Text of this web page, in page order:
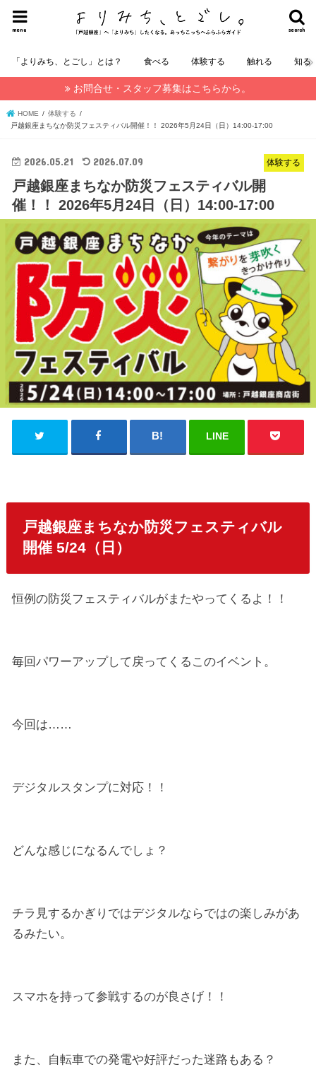
search
menu
「よりみち、とごし」とは？ 食べる 体験する 触れる 知る
お問合せ・スタッフ募集はこちらから。
HOME
体験する
戸越銀座まちなか防災フェスティバル開催！！ 2026年5月24日（日）14:00-17:00
体験する
2026.05.21 2026.07.09
戸越銀座まちなか防災フェスティバル開
催！！ 2026年5月24日（日）14:00-17:00
LINE
戸越銀座まちなか防災フェスティバル
開催 5/24（日）
恒例の防災フェスティバルがまたやってくるよ！！
毎回パワーアップして戻ってくるこのイベント。
今回は……
デジタルスタンプに対応！！
どんな感じになるんでしょ？
チラ見するかぎりではデジタルならではの楽しみがあ
るみたい。
スマホを持って参戦するのが良さげ！！
また、自転車での発電や好評だった迷路もある？